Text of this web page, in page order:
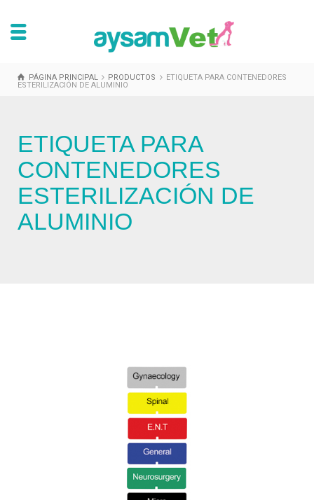
PÁGINA PRINCIPAL PRODUCTOS
ETIQUETA PARA CONTENEDORES
ESTERILIZACIÓN DE ALUMINIO
ETIQUETA PARA
CONTENEDORES
ESTERILIZACIÓN DE
ALUMINIO